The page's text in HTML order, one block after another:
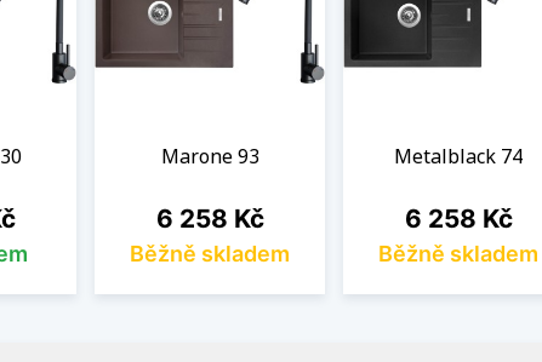
Marone 93
Cena
6 258 Kč
Běžně skladem
Metalblack 74
Cena
6 258 Kč
Běžně skladem